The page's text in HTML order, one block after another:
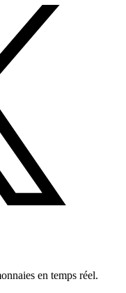
en temps réel.